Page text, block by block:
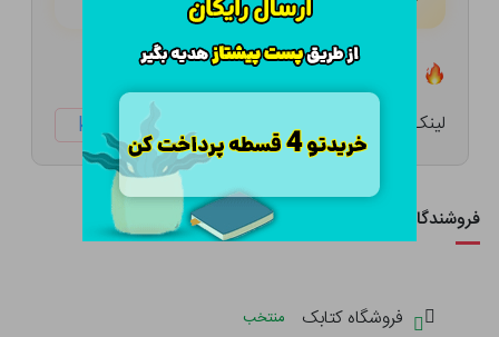
لینک کوتاه: ketabtala.com/sbp-38279
فروشندگان این کالا
فروشگاه کتابک
منتخب